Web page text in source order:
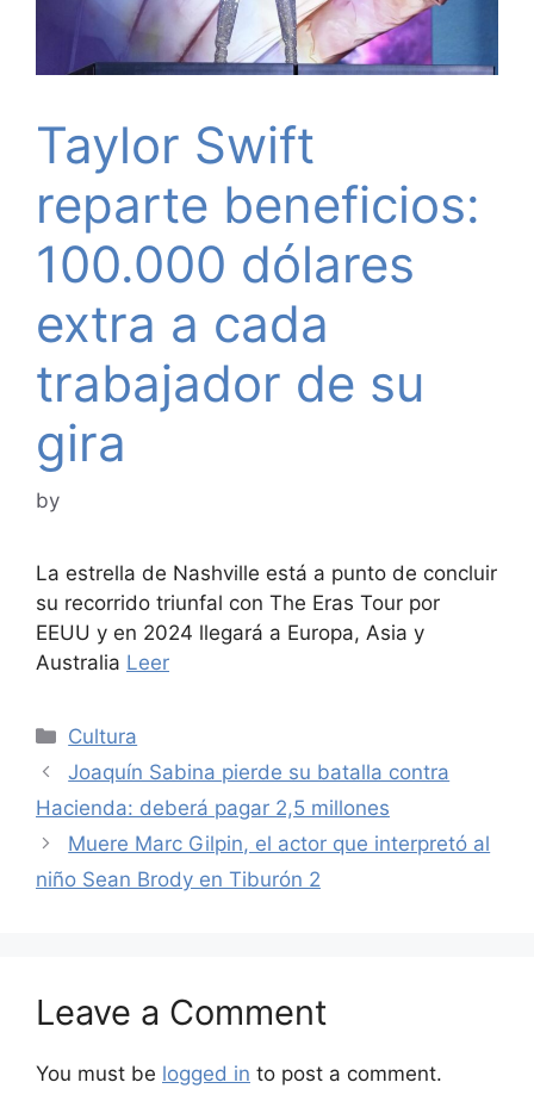
Taylor Swift
reparte beneficios:
100.000 dólares
extra a cada
trabajador de su
gira
by
La estrella de Nashville está a punto de concluir
su recorrido triunfal con The Eras Tour por
EEUU y en 2024 llegará a Europa, Asia y
Australia Leer
Categories
Cultura
Joaquín Sabina pierde su batalla contra
Hacienda: deberá pagar 2,5 millones
Muere Marc Gilpin, el actor que interpretó al
niño Sean Brody en Tiburón 2
Leave a Comment
You must be logged in to post a comment.